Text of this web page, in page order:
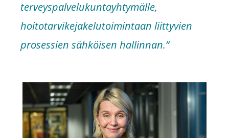
terveyspalvelukuntayhtymälle,
hoitotarvikejakelutoimintaan liittyvien
prosessien sähköisen hallinnan.”